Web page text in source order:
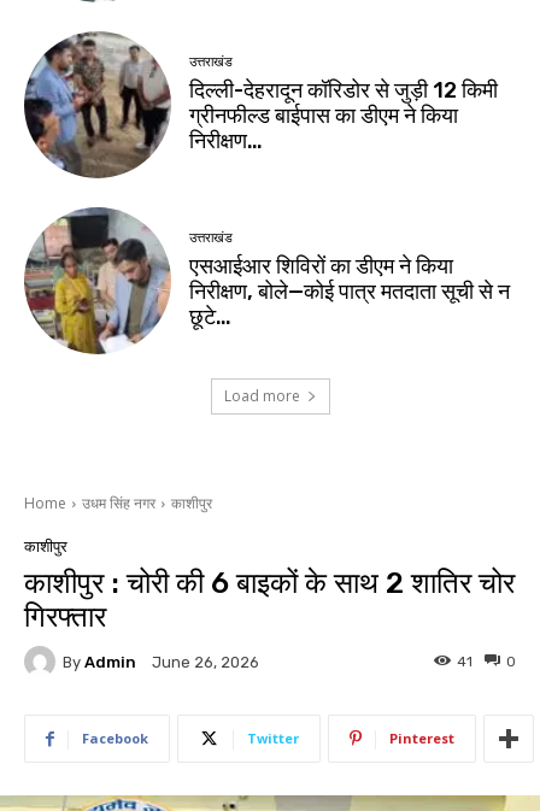
उत्तराखंड
दिल्ली-देहरादून कॉरिडोर से जुड़ी 12 किमी
ग्रीनफील्ड बाईपास का डीएम ने किया
निरीक्षण…
उत्तराखंड
एसआईआर शिविरों का डीएम ने किया
निरीक्षण, बोले—कोई पात्र मतदाता सूची से न
छूटे…
Load more